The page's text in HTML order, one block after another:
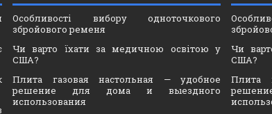
Особливості вибору одноточкового
збройового ременя
Чи варто їхати за медичною освітою у
США?
Плита газовая настольная — удобное
решение для дома и выездного
использования
Чи
США?
Плита